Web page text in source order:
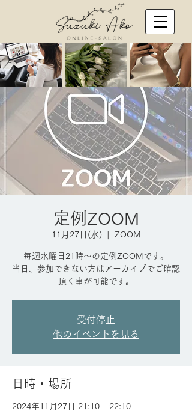
定例ZOOM
11月27日(水) ZOOM
毎週水曜日21時～の定例ZOOMです。
当日、参加できない方はアーカイブでご確認
頂く事が可能です。
受付停止
他のイベントを見る
日時・場所
2024年11月27日 21:10 – 22:10